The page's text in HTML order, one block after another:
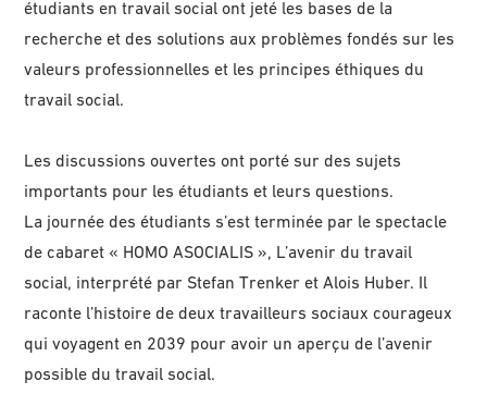
étudiants en travail social ont jeté les bases de la
recherche et des solutions aux problèmes fondés sur les
valeurs professionnelles et les principes éthiques du
travail social.
Les discussions ouvertes ont porté sur des sujets
importants pour les étudiants et leurs questions.
La journée des étudiants s’est terminée par le spectacle
de cabaret « HOMO ASOCIALIS », L’avenir du travail
social, interprété par Stefan Trenker et Alois Huber. Il
raconte l’histoire de deux travailleurs sociaux courageux
qui voyagent en 2039 pour avoir un aperçu de l’avenir
possible du travail social.